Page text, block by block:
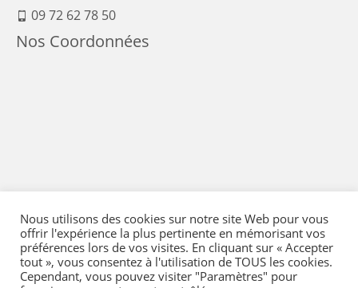
09 72 62 78 50
Nos Coordonnées
Nous utilisons des cookies sur notre site Web pour vous
offrir l'expérience la plus pertinente en mémorisant vos
préférences lors de vos visites. En cliquant sur « Accepter
tout », vous consentez à l'utilisation de TOUS les cookies.
Cependant, vous pouvez visiter "Paramètres" pour